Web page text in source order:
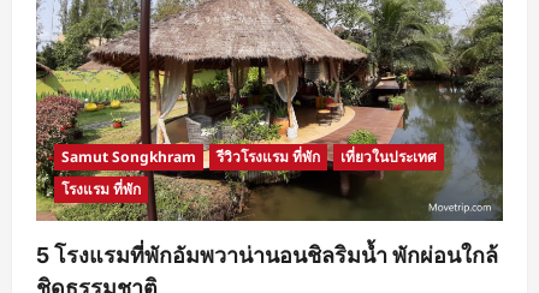
Samut Songkhram รีวิวโรงแรม ที่พัก
เที่ยวในประเทศ
โรงแรม ที่พัก
5 โรงแรมที่พักอัมพวาน่านอนชิลริมน้ำ พักผ่อนใกล้
ชิดธรรมชาติ